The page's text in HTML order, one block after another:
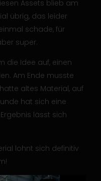
Assets blieb am
übrig, das leider
schade, für
super.
die Idee auf, einen
Am Ende musste
altes Material, auf
hat sich eine
lässt sich
lohnt sich definitiv